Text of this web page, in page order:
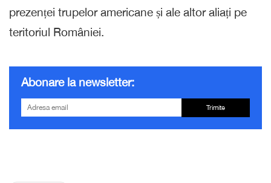
prezenței trupelor americane și ale altor aliați pe
teritoriul României.
Abonare la newsletter:
Trimite